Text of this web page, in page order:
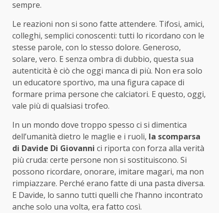
sempre.
Le reazioni non si sono fatte attendere. Tifosi, amici,
colleghi, semplici conoscenti: tutti lo ricordano con le
stesse parole, con lo stesso dolore. Generoso,
solare, vero. E senza ombra di dubbio, questa sua
autenticità è ciò che oggi manca di più. Non era solo
un educatore sportivo, ma una figura capace di
formare prima persone che calciatori. E questo, oggi,
vale più di qualsiasi trofeo.
In un mondo dove troppo spesso ci si dimentica
dell’umanità dietro le maglie e i ruoli, la scomparsa
di Davide Di Giovanni ci riporta con forza alla verità
più cruda: certe persone non si sostituiscono. Si
possono ricordare, onorare, imitare magari, ma non
rimpiazzare. Perché erano fatte di una pasta diversa.
E Davide, lo sanno tutti quelli che l’hanno incontrato
anche solo una volta, era fatto così.